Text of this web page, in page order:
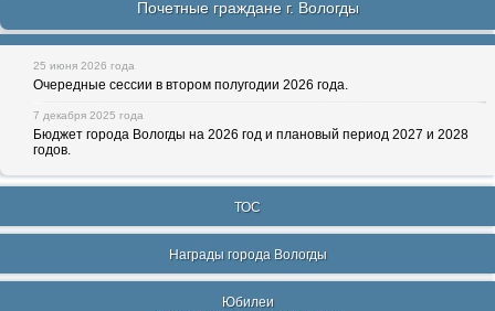
Почетные граждане г. Вологды
25 июня 2026 года
Очередные сессии в втором полугодии 2026 года.
7 декабря 2025 года
Бюджет города Вологды на 2026 год и плановый период 2027 и 2028
годов.
ТОС
Награды города Вологды
Юбилеи